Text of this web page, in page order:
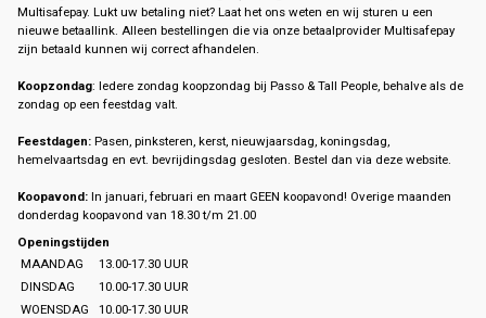
Multisafepay. Lukt uw betaling niet? Laat het ons weten en wij sturen u een
nieuwe betaallink. Alleen bestellingen die via onze betaalprovider Multisafepay
zijn betaald kunnen wij correct afhandelen.
Koopzondag: Iedere zondag koopzondag bij Passo & Tall People, behalve als de
zondag op een feestdag valt.
Feestdagen: Pasen, pinksteren, kerst, nieuwjaarsdag, koningsdag,
hemelvaartsdag en evt. bevrijdingsdag gesloten. Bestel dan via deze website.
Koopavond: In januari, februari en maart GEEN koopavond! Overige maanden
donderdag koopavond van 18.30 t/m 21.00
Openingstijden
MAANDAG
13.00-17.30 UUR
DINSDAG
10.00-17.30 UUR
WOENSDAG
10.00-17.30 UUR